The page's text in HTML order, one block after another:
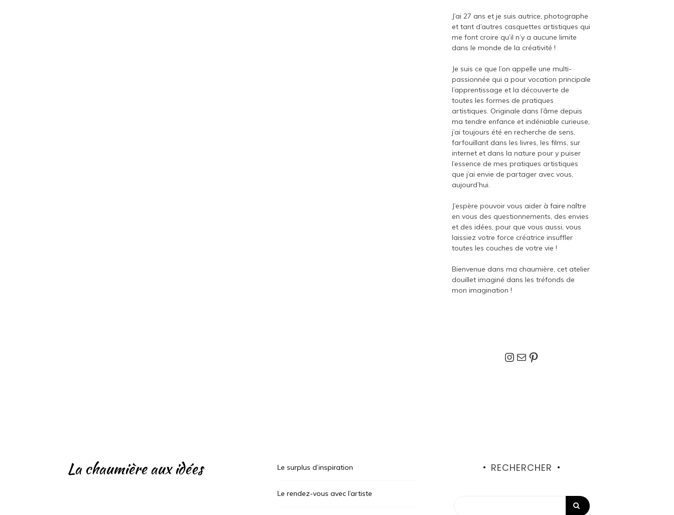
J’ai 27 ans et je suis autrice, photographe
et tant d’autres casquettes artistiques qui
me font croire qu’il n’y a aucune limite
dans le monde de la créativité !
Je suis ce que l’on appelle une multi-
passionnée qui a pour vocation principale
l’apprentissage et la découverte de
toutes les formes de pratiques
artistiques. Originale dans l’âme depuis
ma tendre enfance et indéniable curieuse,
j’ai toujours été en recherche de sens,
farfouillant dans les livres, les films, sur
internet et dans la nature pour y puiser
l’essence de mes pratiques artistiques
que j’ai envie de partager avec vous,
aujourd’hui.
J’espère pouvoir vous aider à faire naître
en vous des questionnements, des envies
et des idées, pour que vous aussi, vous
laissiez votre force créatrice insuffler
toutes les couches de votre vie !
Bienvenue dans ma chaumière, cet atelier
douillet imaginé dans les tréfonds de
mon imagination !
Instagram
E-mailPinterest
La chaumière aux idées Le surplus d’inspiration
Le rendez-vous avec l’artiste
RECHERCHER